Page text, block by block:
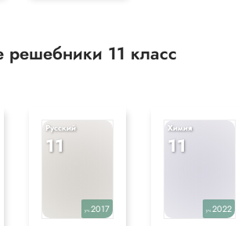
11 класс
Русский
11
уч.2017
Химия
11
уч.2022